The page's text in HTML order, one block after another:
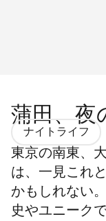
蒲田、夜
ナイトライフ
東京の南東、
は、一見これ
かもしれない
史やユニーク